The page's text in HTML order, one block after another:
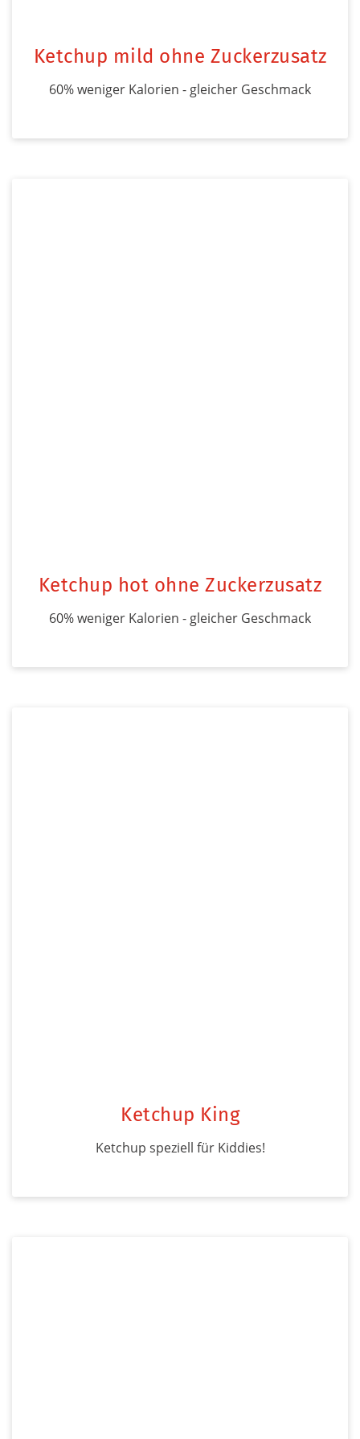
Ketchup mild ohne Zuckerzusatz
60% weniger Kalorien - gleicher Geschmack
Ketchup hot ohne Zuckerzusatz
60% weniger Kalorien - gleicher Geschmack
Ketchup King
Ketchup speziell für Kiddies!